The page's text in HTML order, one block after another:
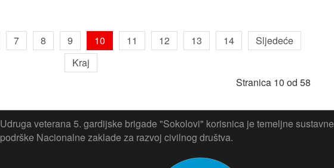
7 8 9 10 11 12 13 14
Sljedeće
Kraj
Stranica 10 od 58
Udruga veterana 5. gardijske brigade "Sokolovi" korisnica je temeljne sustavne
podrške Nacionalne zaklade za razvoj civilnog društva.